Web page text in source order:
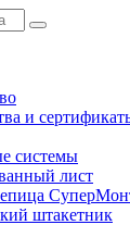
и
системы
лист
штакетник